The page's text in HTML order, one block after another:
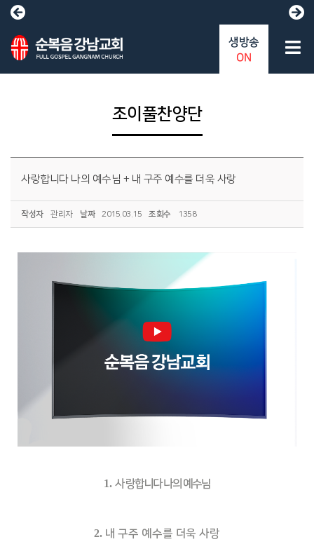
조이풀찬양단
사랑합니다 나의 예수님 + 내 구주 예수를 더욱 사랑
작성자 관리자 날짜 2015.03.15 조회수 1358
1. 사랑합니다 나의 예수님
2. 내 구주 예수를 더욱 사랑
생방송
ON